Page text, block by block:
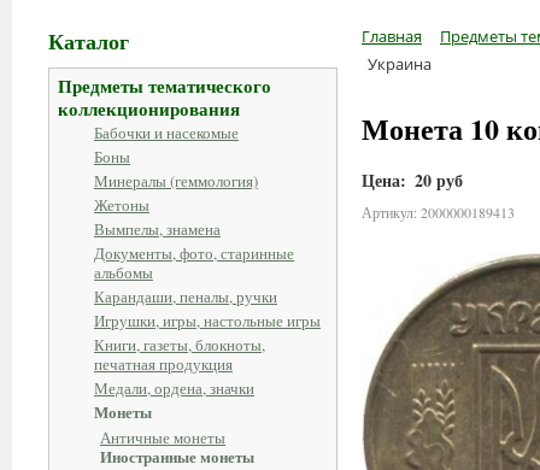
Каталог
Предметы тематического
коллекционирования
Бабочки и насекомые
Боны
Минералы (геммология)
Жетоны
Вымпелы, знамена
Документы, фото, старинные
альбомы
Карандаши, пеналы, ручки
Игрушки, игры, настольные игры
Книги, газеты, блокноты,
печатная продукция
Медали, ордена, значки
Монеты
Античные монеты
Иностранные монеты
Главная
Предметы
Украина
Монета 10
Цена: 20 руб
Артикул: 2000000189413